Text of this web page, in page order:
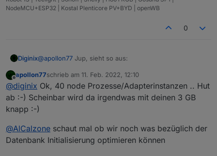
2022-02-11 12:30:34.205 - error: modbus.0
2022-02-11 12:30:34.222 - error: javascript.0
2022-02-11 12:30:34.270 - info: simple-api.0
2022-02-11 12:30:34.277 - info: admin.0
2022-02-11 12:30:34.273 - error: mihome-
2022-02-11 12:30:34.305 - error: ping.0
2022-02-11 12:30:34.197 - error: sonoff.0
2022-02-11 12:30:34.325 - warn: influxdb.0
NodeMCU+ESP32 | Kostal Plenticore PV+BYD | openWB
0
Diginix@apollon77 Jup, sieht so aus:
Spoiler
Offline
apollon77schrieb am 11. Feb. 2022, 12:10
zuletzt editiert von
@diginix Ok, 40 node Prozesse/Adapterinstanzen .. Hut
ab :-) Scheinbar wird da irgendwas mit deinen 3 GB
knapp :-)
@AlCalzone schaut mal ob wir noch was bezüglich der
Datenbank Initialisierung optimieren können